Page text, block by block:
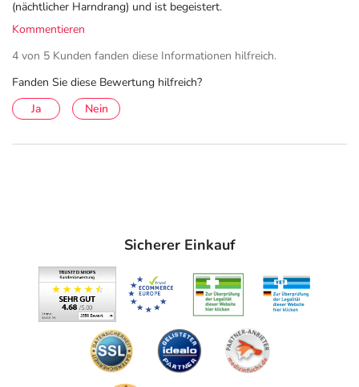
(nächtlicher Harndrang) und ist begeistert.
Kommentieren
4 von 5 Kunden fanden diese Informationen hilfreich.
Fanden Sie diese Bewertung hilfreich?
Ja
Nein
Sicherer Einkauf